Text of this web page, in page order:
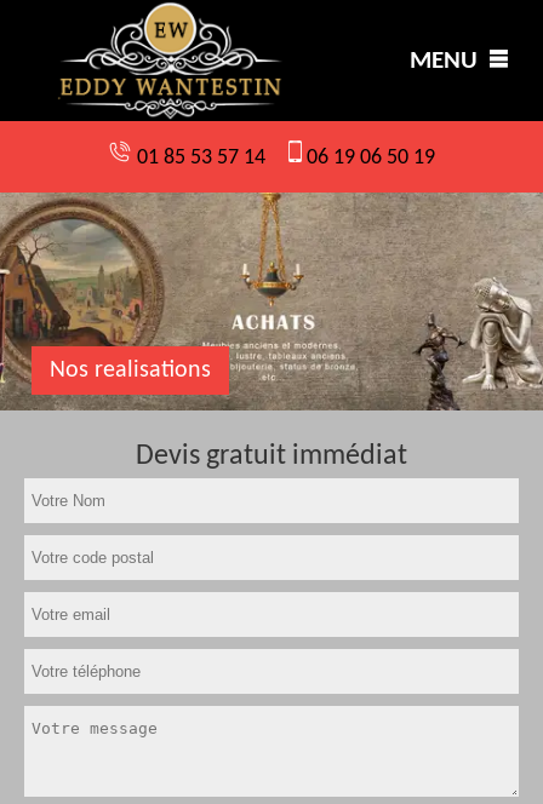
MENU
01 85 53 57 14 06 19 06 50 19
Nos realisations
Devis gratuit immédiat